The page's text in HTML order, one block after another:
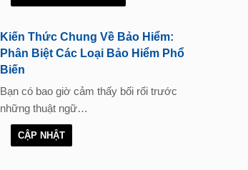
Kiến Thức Chung Về Bảo Hiểm:
Phân Biệt Các Loại Bảo Hiểm Phổ
Biến
Bạn có bao giờ cảm thấy bối rối trước
những thuật ngữ…
CẬP NHẬT